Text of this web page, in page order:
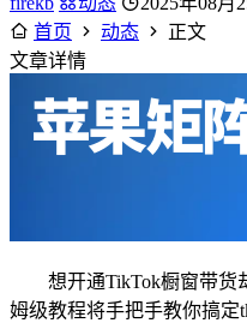
首页
动态
正文
文章详情
想开通TikTok橱窗带货
姆级教程将手把手教你搞